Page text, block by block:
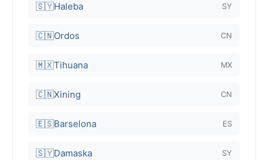
🇸🇾Haleba SY
🇨🇳Ordos CN
🇲🇽Tihuana MX
🇨🇳Xining CN
🇪🇸Barselona ES
🇸🇾Damaska SY